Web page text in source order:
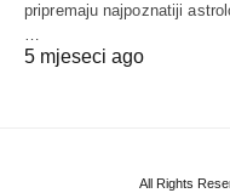
pripremaju najpoznatiji
…
5 mjeseci ago
All Rights